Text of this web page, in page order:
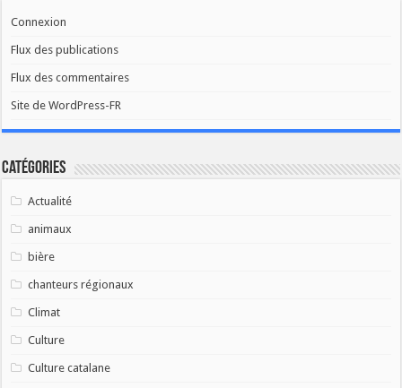
Connexion
Flux des publications
Flux des commentaires
Site de WordPress-FR
Catégories
Actualité
animaux
bière
chanteurs régionaux
Climat
Culture
Culture catalane